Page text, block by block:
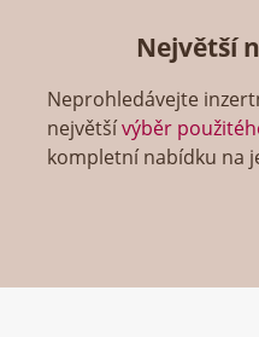
Největší
Neprohledávejte
největšívýběr
kompletní nabídku na